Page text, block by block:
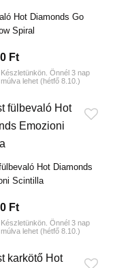
Hot Diamonds Go
Spiral
Ft
Készletünkön. Önnél 3 nap
múlva lehet (hétfő 8.10.)
Hot Diamonds
Scintilla
Ft
Készletünkön. Önnél 3 nap
múlva lehet (hétfő 8.10.)